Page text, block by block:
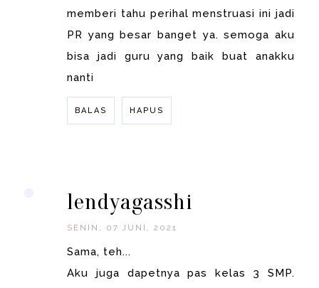
memberi tahu perihal menstruasi ini jadi
PR yang besar banget ya. semoga aku
bisa jadi guru yang baik buat anakku
nanti
BALAS HAPUS
lendyagasshi
SENIN, 07 JUNI, 2021
Sama, teh...
Aku juga dapetnya pas kelas 3 SMP.